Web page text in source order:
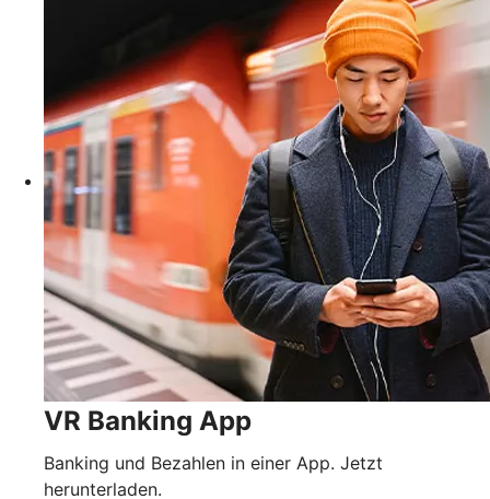
VR Banking App
Banking und Bezahlen in einer App. Jetzt
herunterladen.